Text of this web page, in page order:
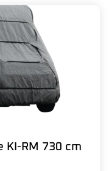
RM 730 cm